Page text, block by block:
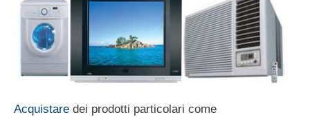
Acquistare dei prodotti particolari come